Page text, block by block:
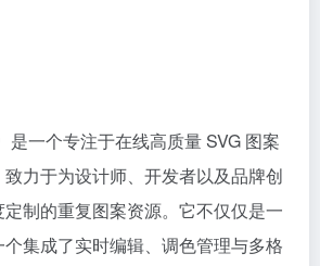
是一个专注于在线高质量 SVG 图案
力于为设计师、开发者以及品牌创
制的重复图案资源。它不仅仅是一
集成了实时编辑、调色管理与多格